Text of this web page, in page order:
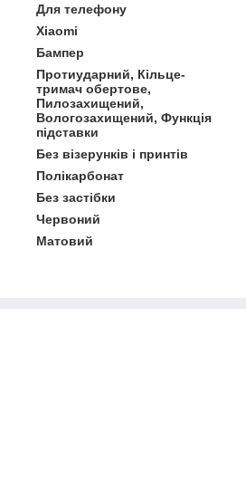
Для телефону
Xiaomi
Бампер
Протиударний, Кільце-
тримач обертове,
Пилозахищений,
Вологозахищений, Функція
підставки
Без візерунків і принтів
Полікарбонат
Без застібки
Червоний
Матовий